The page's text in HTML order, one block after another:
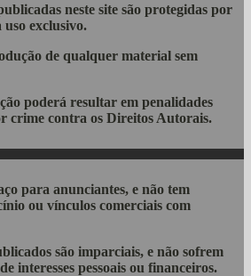
neste site são protegidas por
exclusivo.
de qualquer material sem
poderá resultar em penalidades
crime contra os Direitos Autorais.
para anunciantes, e não tem
ou vínculos comerciais com
são imparciais, e não sofrem
interesses pessoais ou financeiros.